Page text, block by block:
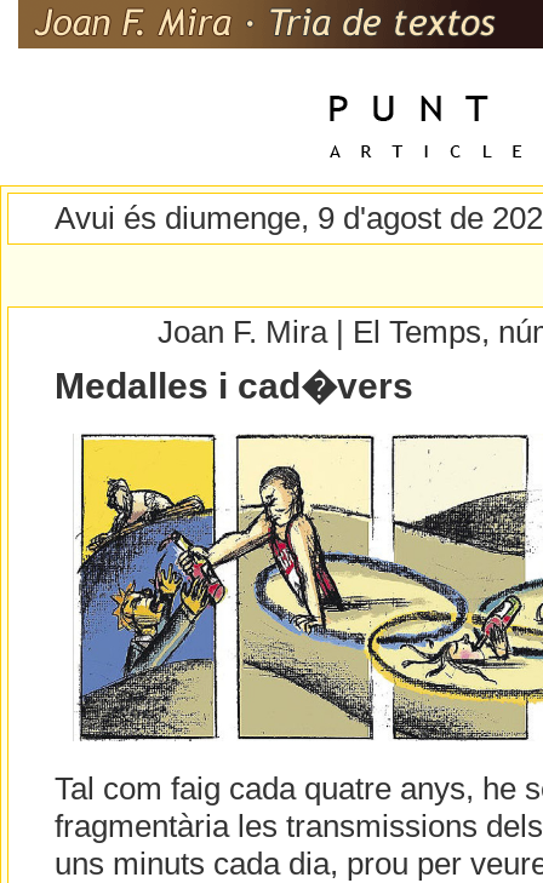
Avui és diumenge, 9 d'agost de
Joan F. Mira | El Temps,
Medalles i cad�vers
Tal com faig cada quatre anys, he
fragmentària les transmissions
uns minuts cada dia, prou per